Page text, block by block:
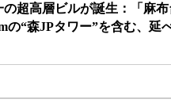
超高層ビルが誕生：「麻
“森JPタワー”を含む、延